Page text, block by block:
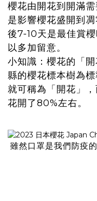
櫻花由開花到開滿
是影響櫻花盛開到
後7-10天是最佳賞
以多加留意。
小知識：櫻花的「
縣的櫻花標本樹為
就可稱為「開花」
花開了80%左右。
雖然口罩是我們防疫